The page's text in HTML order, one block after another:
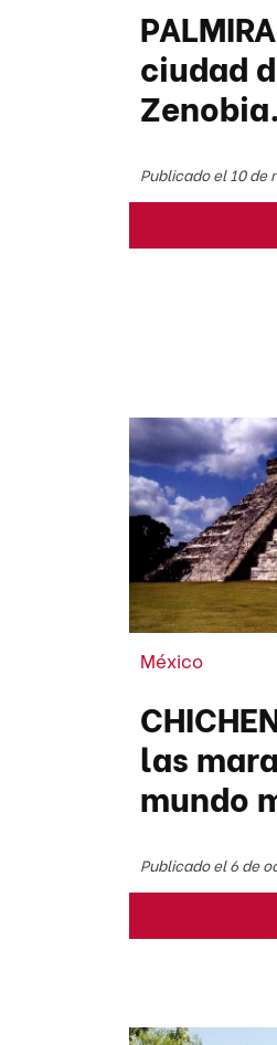
ciudad
Zenobia.
Publicado el 10 de
México
las
mundo
Publicado el 6 de